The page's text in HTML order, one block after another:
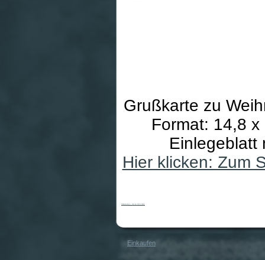
Grußkarte zu
Format: 14,8
Einlegeblatt
Hier klicken: Zum
Einkaufen